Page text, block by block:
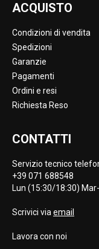
ACQUISTO
Condizioni di vendita
Spedizioni
Garanzie
Pagamenti
Ordini e resi
Richiesta Reso
CONTATTI
Servizio tecnico
+39 071 688548
Lun (15:30/18:30)
Scrivici via email
Lavora con noi